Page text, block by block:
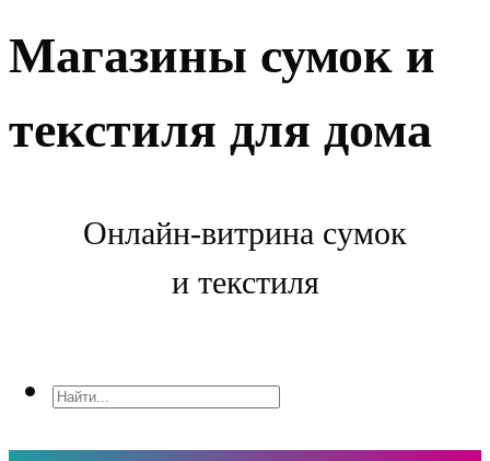
Магазины сумок и
текстиля для дома
Онлайн-витрина сумок
и текстиля